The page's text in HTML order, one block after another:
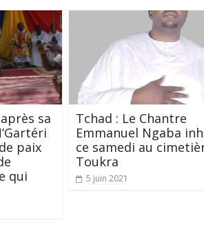
sa
paix
qui
Tchad : Le Chantre
Emmanuel Ngaba
ce samedi au
Toukra
5 juin 2021